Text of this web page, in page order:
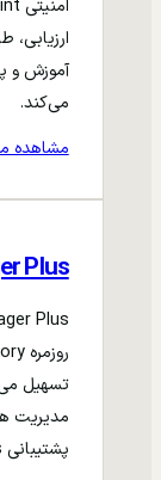
ارزیابی،
می‌کند.
مشاهده
Plus
مدیریت
پشتیبانی ADManager Plus را انجام می‌دهد.